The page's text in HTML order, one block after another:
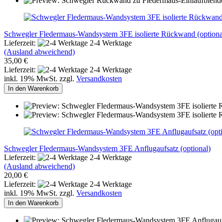
Schwegler Fledermaus-Wandsystem 3FE isolierte Rückwand
Lieferzeit:
2-4 Werktage
(Ausland abweichend)
35,00 €
Lieferzeit:
2-4 Werktage
inkl. 19% MwSt. zzgl. Versandkosten
In den Warenkorb
Schwegler Fledermaus-Wandsystem 3FE Anflugaufsatz (optional)
Lieferzeit:
2-4 Werktage
(Ausland abweichend)
20,00 €
Lieferzeit:
2-4 Werktage
inkl. 19% MwSt. zzgl. Versandkosten
In den Warenkorb